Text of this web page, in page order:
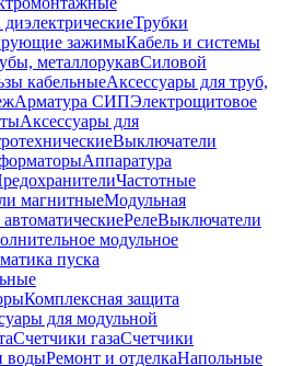
диэлектрическиеТрубки
зажимыКабель и системы
металлорукавСиловой
кабельныеАксессуары для труб,
Арматура СИПЭлектрощитовое
Аксессуары для
Выключатели
Аппаратура
Частотные
магнитныеМодульная
РелеВыключатели
модульное
пуска
Комплексная защита
для модульной
Счетчики газаСчетчики
водыРемонт и отделкаНапольные